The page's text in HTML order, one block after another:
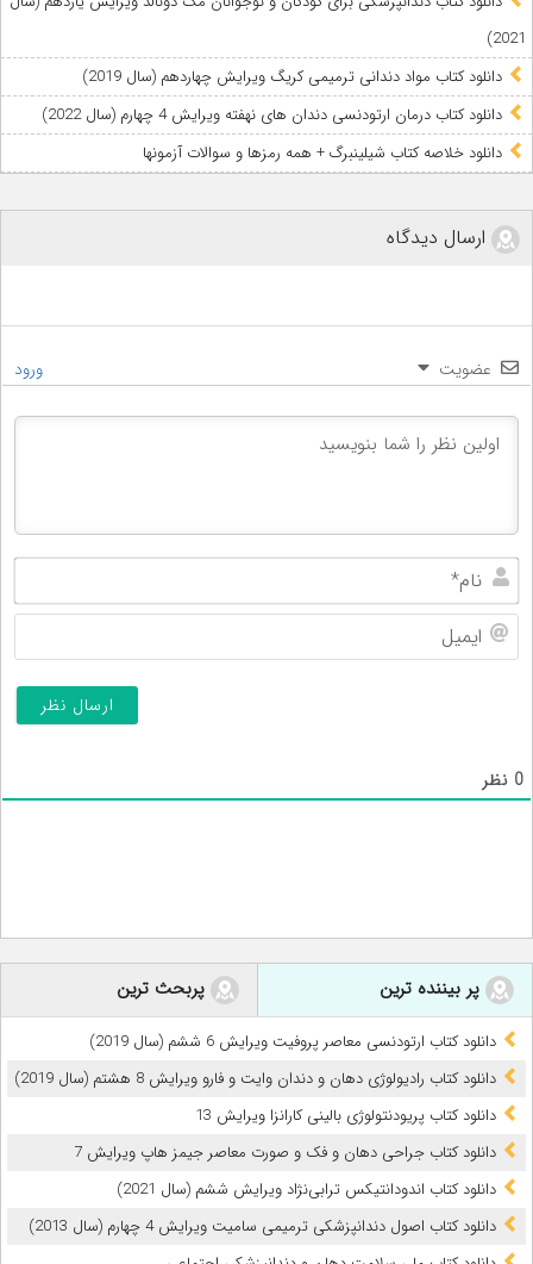
2021)
دانلود کتاب مواد دندانی ترمیمی کریگ ویرایش چهاردهم (سال 2019)
دانلود کتاب درمان ارتودنسی دندان های نهفته ویرایش 4 چهارم (سال 2022)
دانلود خلاصه کتاب شیلینبرگ + همه رمزها و سوالات آزمونها
ارسال دیدگاه
عضویت ورود
0 نظر
پر بیننده ترین پربحث ترین
دانلود کتاب ارتودنسی معاصر پروفیت ویرایش 6 ششم (سال 2019)
دانلود کتاب رادیولوژی دهان و دندان وایت و فارو ویرایش 8 هشتم (سال 2019)
دانلود کتاب پریودنتولوژی بالینی کارانزا ویرایش 13
دانلود کتاب جراحی دهان و فک و صورت معاصر جیمز هاپ ویرایش 7
دانلود کتاب اندودانتیکس ترابی‌نژاد ویرایش ششم (سال 2021)
دانلود کتاب اصول دندانپزشکی ترمیمی سامیت ویرایش 4 چهارم (سال 2013)